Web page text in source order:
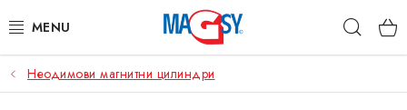
към
ОСНОВНИ КАТЕГОРИИ
Неодимови магнитни цилиндри